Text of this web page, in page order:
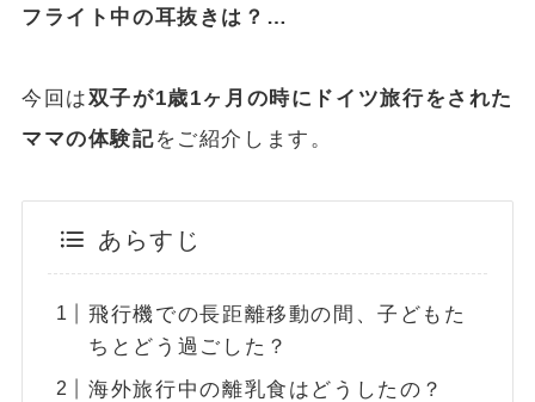
フライト中の耳抜きは？…
今回は双子が1歳1ヶ月の時にドイツ旅行をされた
ママの体験記をご紹介します。
あらすじ
飛行機での長距離移動の間、子どもた
ちとどう過ごした？
海外旅行中の離乳食はどうしたの？